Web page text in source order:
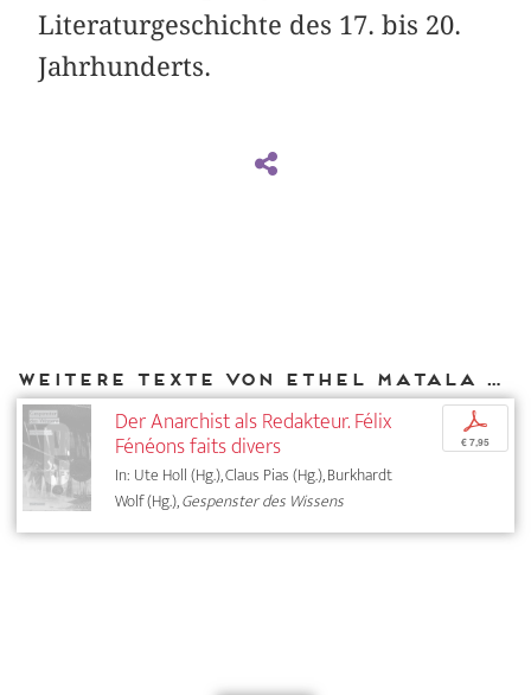
Literaturgeschichte des 17. bis 20.
Jahrhunderts.
Weitere Texte von Ethel Matala de Mazza bei DIAPHANES
Der Anarchist als Redakteur. Félix
Fénéons faits divers
In: Ute Holl (Hg.), Claus Pias (Hg.), Burkhardt
Wolf (Hg.),Gespenster des Wissens
p
€ 7,95